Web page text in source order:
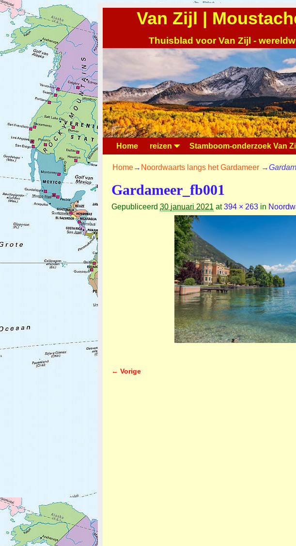
Van Zijl |
Thuisblad voor Van Zijl -
Home reizen Stamboom-onderzoek Van
Home→ Noordwaarts langs het Gardameer →
Gardameer_fb001
Gepubliceerd30 januari 2021 at394 × 263 in
← Vorige